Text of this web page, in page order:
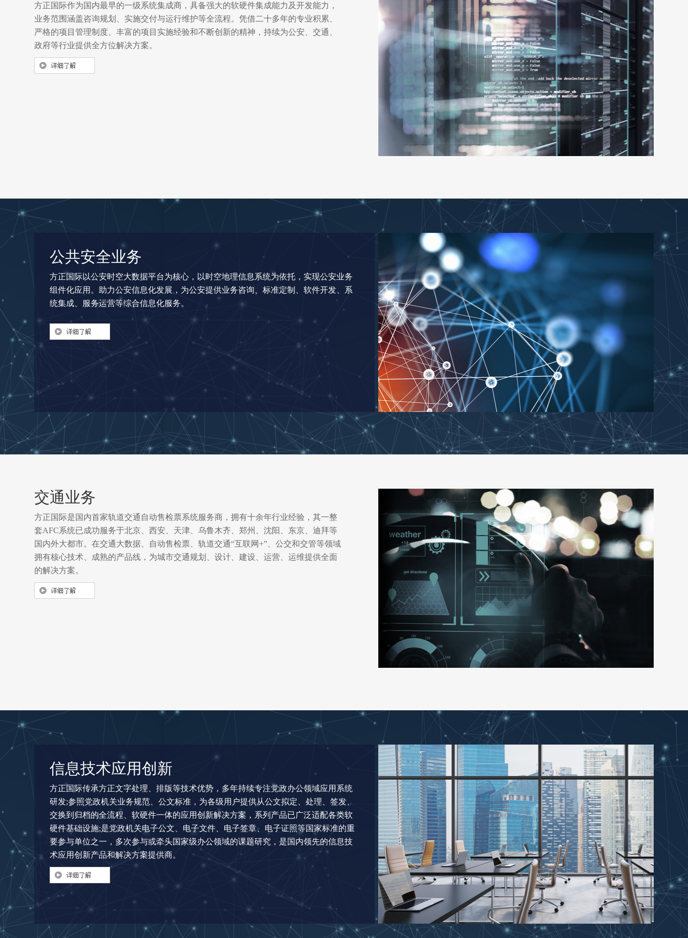
方正国际作为国内最早的一级系统集成商，具备强大的软硬件集成能力及开发能力，
业务范围涵盖咨询规划、实施交付与运行维护等全流程。凭借二十多年的专业积累、
严格的项目管理制度、丰富的项目实施经验和不断创新的精神，持续为公安、交通、
政府等行业提供全方位解决方案。
公共安全业务
方正国际以公安时空大数据平台为核心，以时空地理信息系统为依托，实现公安业务
组件化应用。助力公安信息化发展，为公安提供业务咨询、标准定制、软件开发、系
统集成、服务运营等综合信息化服务。
交通业务
方正国际是国内首家轨道交通自动售检票系统服务商，拥有十余年行业经验，其一整
套AFC系统已成功服务于北京、西安、天津、乌鲁木齐、郑州、沈阳、东京、迪拜等
国内外大都市。在交通大数据、自动售检票、轨道交通“互联网+”、公交和交管等领域
拥有核心技术、成熟的产品线，为城市交通规划、设计、建设、运营、运维提供全面
的解决方案。
信息技术应用创新
方正国际传承方正文字处理、排版等技术优势，多年持续专注党政办公领域应用系统
研发;参照党政机关业务规范、公文标准，为各级用户提供从公文拟定、处理、签发、
交换到归档的全流程、软硬件一体的应用创新解决方案，系列产品已广泛适配各类软
硬件基础设施;是党政机关电子公文、电子文件、电子签章、电子证照等国家标准的重
要参与单位之一，多次参与或牵头国家级办公领域的课题研究，是国内领先的信息技
术应用创新产品和解决方案提供商。